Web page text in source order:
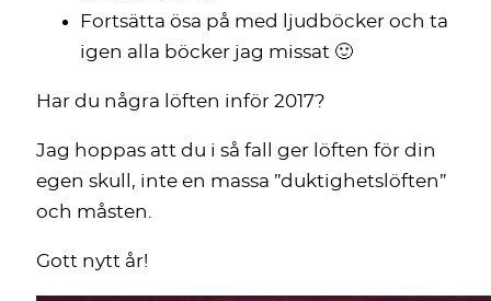
Fortsätta ösa på med ljudböcker och ta
igen alla böcker jag missat 🙂
Har du några löften inför 2017?
Jag hoppas att du i så fall ger löften för din
egen skull, inte en massa ”duktighetslöften”
och måsten.
Gott nytt år!